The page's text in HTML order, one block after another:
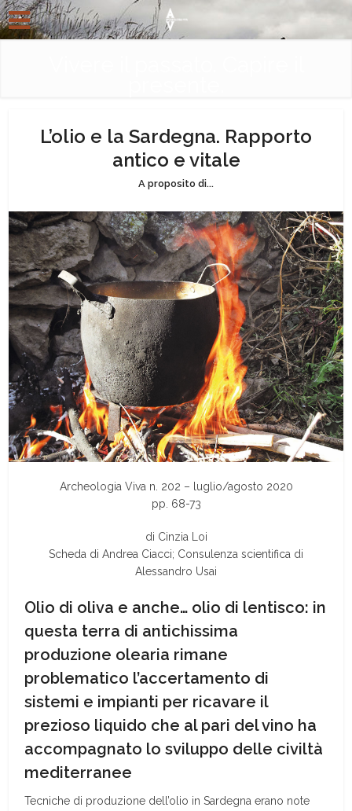
L’olio e la Sardegna. Rapporto
antico e vitale
A proposito di...
Archeologia Viva n. 202 – luglio/agosto 2020
pp. 68-73
di Cinzia Loi
Scheda di Andrea Ciacci; Consulenza scientifica di
Alessandro Usai
Olio di oliva e anche… olio di lentisco: in
questa terra di antichissima
produzione olearia rimane
problematico l’accertamento di
sistemi e impianti per ricavare il
prezioso liquido che al pari del vino ha
accompagnato lo sviluppo delle civiltà
mediterranee
Tecniche di produzione dell’olio in Sardegna erano note